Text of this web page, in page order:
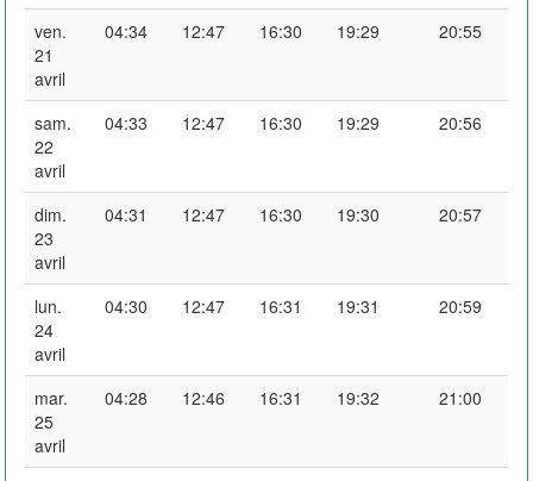
ven.
21
avril
04:34 12:47 16:30 19:29 20:55
sam.
22
avril
04:33 12:47 16:30 19:29 20:56
dim.
23
avril
04:31 12:47 16:30 19:30 20:57
lun.
24
avril
04:30 12:47 16:31 19:31 20:59
mar.
25
avril
04:28 12:46 16:31 19:32 21:00